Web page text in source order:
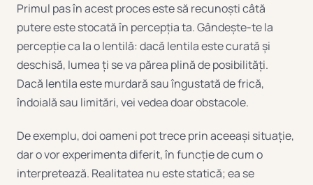
Primul pas în acest proces este să recunoști câtă
putere este stocată în percepția ta. Gândește-te la
percepție ca la o lentilă: dacă lentila este curată și
deschisă, lumea ți se va părea plină de posibilități.
Dacă lentila este murdară sau îngustată de frică,
îndoială sau limitări, vei vedea doar obstacole.
De exemplu, doi oameni pot trece prin aceeași situație,
dar o vor experimenta diferit, în funcție de cum o
interpretează. Realitatea nu este statică; ea se